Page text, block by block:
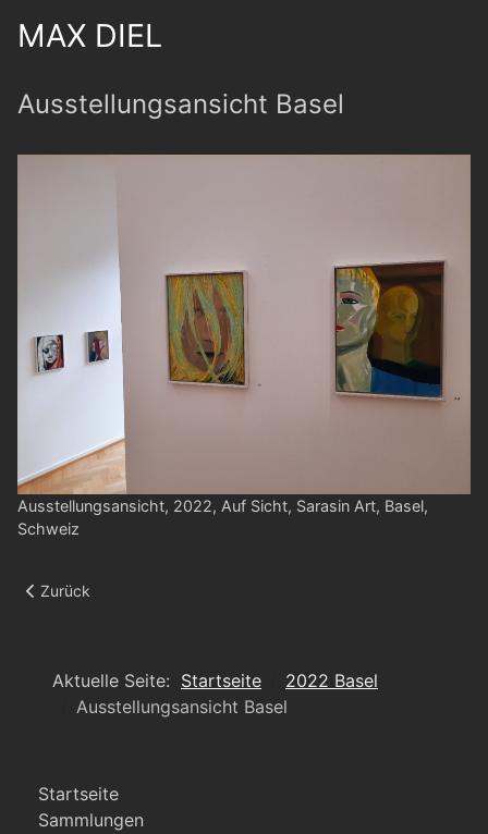
MAX DIEL
Ausstellungsansicht Basel
Ausstellungsansicht, 2022, Auf Sicht, Sarasin Art, Basel,
Schweiz
Vorheriger Beitrag: Ausstellungsansicht Basel
Zurück
Aktuelle Seite: Startseite
2022 Basel
Ausstellungsansicht Basel
Startseite
Sammlungen